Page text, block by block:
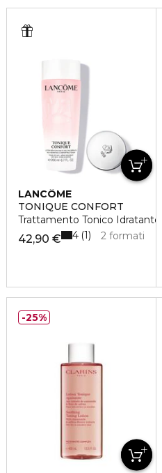
LANCÔME
TONIQUE CONFORT
Trattamento Tonico Idratante
42,90 € 2 formati
4 1
25%